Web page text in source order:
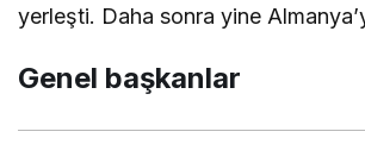
yerleşti. Daha sonra yine
Genel başkanlar